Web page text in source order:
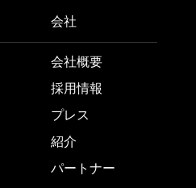
会社
会社概要
採用情報
プレス
紹介
パートナー